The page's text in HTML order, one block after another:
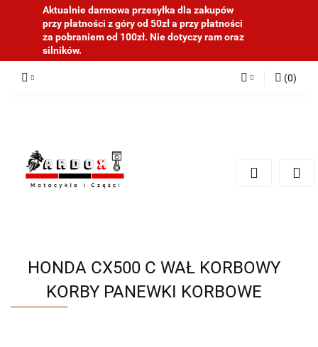
Aktualnie darmowa przesyłka dla zakupów
przy płatności z góry od 50zł a przy płatności
za pobraniem od 100zł. Nie dotyczy ram oraz
silników.
(0)
HONDA CX500 C WAŁ KORBOWY
KORBY PANEWKI KORBOWE